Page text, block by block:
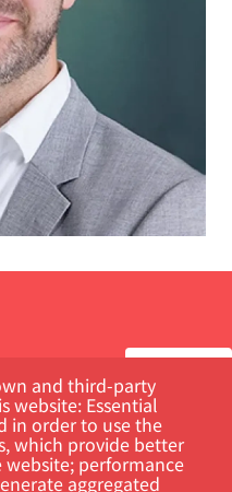
and third-party
website: Essential
in order to use the
which provide better
website; performance
aggregated